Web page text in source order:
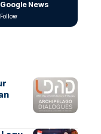
Google News
Follow